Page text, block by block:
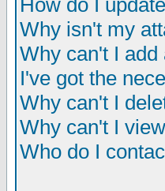
How do I
Why isn't my
Why can't I add
I've got the
Why can't I
Why can't I
Who do I